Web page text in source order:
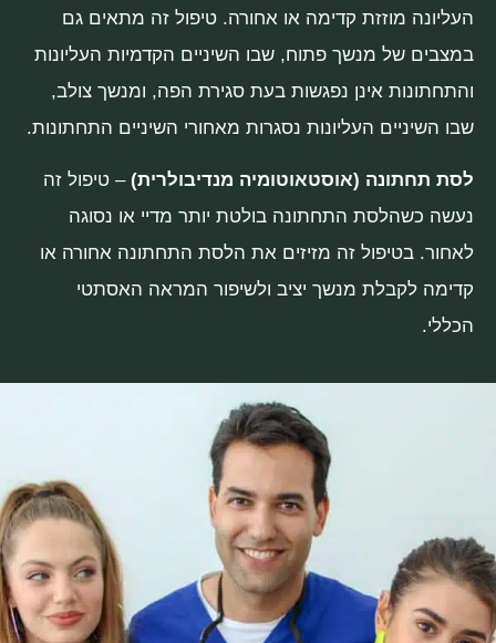
העליונה מוזזת קדימה או אחורה. טיפול זה מתאים גם
במצבים של מנשך פתוח, שבו השיניים הקדמיות העליונות
והתחתונות אינן נפגשות בעת סגירת הפה, ומנשך צולב,
שבו השיניים העליונות נסגרות מאחורי השיניים התחתונות.
לסת תחתונה (אוסטאוטומיה מנדיבולרית) – טיפול זה
נעשה כשהלסת התחתונה בולטת יותר מדיי או נסוגה
לאחור. בטיפול זה מזיזים את הלסת התחתונה אחורה או
קדימה לקבלת מנשך יציב ולשיפור המראה האסתטי
הכללי.